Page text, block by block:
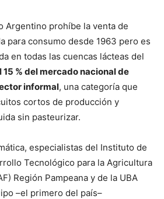
Argentino prohíbe la venta de
para consumo desde 1963 pero es
en todas las cuencas lácteas del
15 % del mercado nacional de
informal, una categoría que
cortos de producción y
sin pasteurizar.
especialistas del Instituto de
Tecnológico para la Agricultura
Región Pampeana y de la UBA
–el primero del país–